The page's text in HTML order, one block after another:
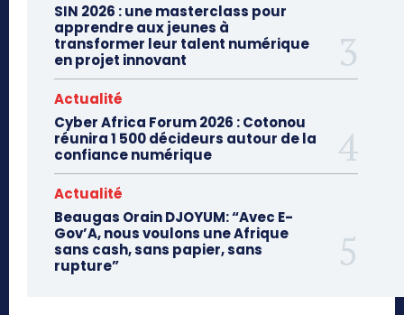
SIN 2026 : une masterclass pour
apprendre aux jeunes à
transformer leur talent numérique
en projet innovant
Actualité
Cyber Africa Forum 2026 : Cotonou
réunira 1 500 décideurs autour de la
confiance numérique
Actualité
Beaugas Orain DJOYUM: “Avec E-
Gov’A, nous voulons une Afrique
sans cash, sans papier, sans
rupture”